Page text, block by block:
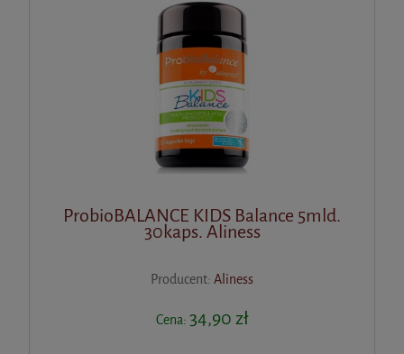
ProbioBALANCE KIDS Balance 5mld.
30kaps. Aliness
Producent: Aliness
Cena: 34,90 zł